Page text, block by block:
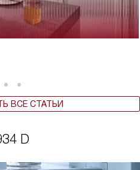
ВСЕ СТАТЬИ
D